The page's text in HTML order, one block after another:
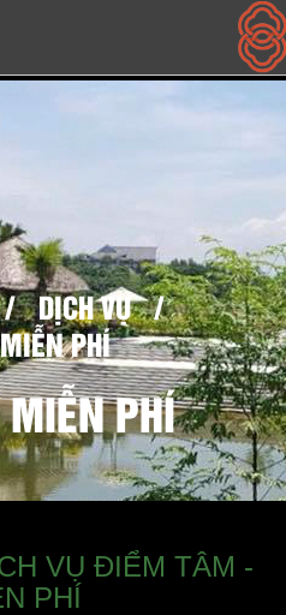
/ DỊCH VỤ /
PHÍ
MIỄN PHÍ
VỤ ĐIỂM TÂM -
PHÍ